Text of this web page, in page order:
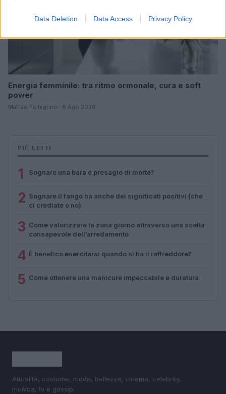
Data Deletion Data Access Privacy Policy
Energia femminile: tra ritmo ormonale, cura e soft
power
Matteo Pellegrino · 6 Ago 2026
PIÙ LETTI
1 Sognare una bara è presagio di morte?
2 Sognare il fango ha anche dei significati positivi (che
ci crediate o no)
3 Come valorizzare la zona giorno attraverso una scelta
consapevole dell’arredamento
4 È benefico esercitarsi quando si ha il raffreddore?
5 Come ottenere una manicure impeccabile e duratura
Attualità, costume, moda, bellezza, cinema, celebrity,
musica, tv e gossip.